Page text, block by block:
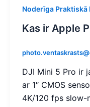
Noderīga
Kas ir Apple
DJI Mini 5 Pro ir
ar 1″ CMOS
4K/120 fps slow-